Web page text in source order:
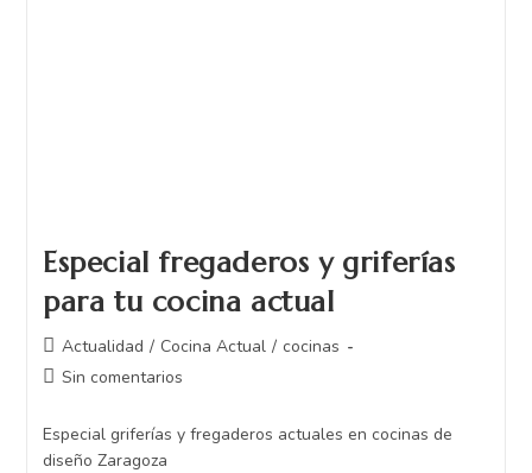
Especial fregaderos y griferías
para tu cocina actual
Actualidad / Cocina Actual / cocinas
Sin comentarios
Especial griferías y fregaderos actuales en cocinas de
diseño Zaragoza